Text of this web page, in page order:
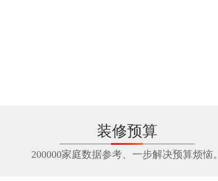
装修预算
200000家庭数据参考、一步解决预算烦恼。